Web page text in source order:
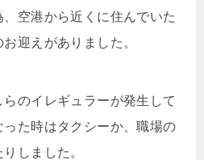
空港から近くに住んでいた
迎えがありました。
のイレギュラーが発生して
た時はタクシーか、職場の
しました。